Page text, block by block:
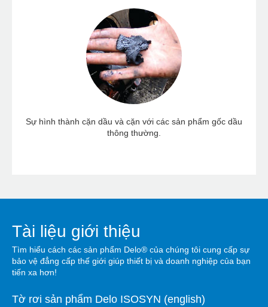
Sự hình thành cặn dầu và cặn với các sản phẩm gốc dầu
thông thường.
Tài liệu giới thiệu
Tìm hiểu cách các sản phẩm Delo® của chúng tôi cung cấp sự
bảo vệ đẳng cấp thế giới giúp thiết bị và doanh nghiệp của bạn
tiến xa hơn!
Tờ rơi sản phẩm Delo ISOSYN (english)